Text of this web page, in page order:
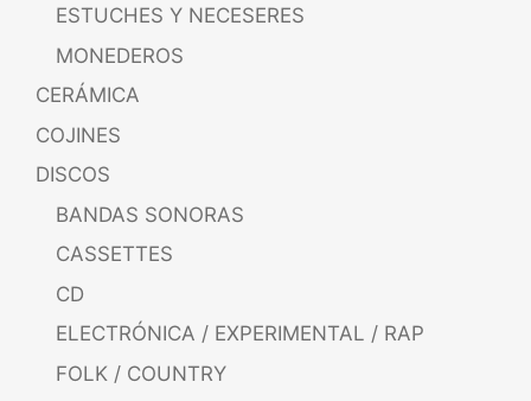
ESTUCHES Y NECESERES
MONEDEROS
CERÁMICA
COJINES
DISCOS
BANDAS SONORAS
CASSETTES
CD
ELECTRÓNICA / EXPERIMENTAL / RAP
FOLK / COUNTRY